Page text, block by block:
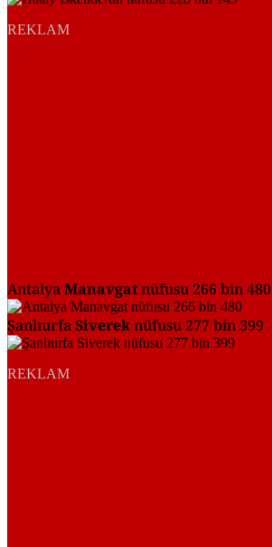
REKLAM
AntalyaManavgatnüfusu 266 bin 480
ŞanlıurfaSivereknüfusu 277 bin 399
REKLAM